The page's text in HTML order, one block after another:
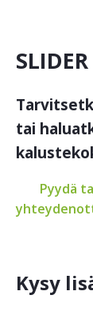
tai
Pyydä
Kysy